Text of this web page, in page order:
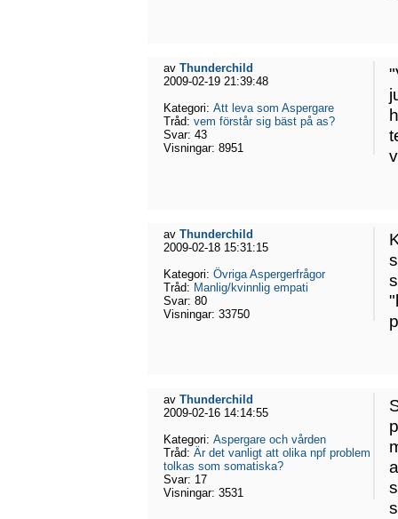
av Thunderchild
2009-02-19 21:39:48
Kategori: Att leva som Aspergare
Tråd: vem förstår sig bäst på as?
Svar: 43
Visningar: 8951
av Thunderchild
2009-02-18 15:31:15
Kategori: Övriga Aspergerfrågor
Tråd: Manlig/kvinnlig empati
Svar: 80
Visningar: 33750
av Thunderchild
2009-02-16 14:14:55
Kategori: Aspergare och vården
Tråd: Är det vanligt att olika npf problem
tolkas som somatiska?
Svar: 17
Visningar: 3531